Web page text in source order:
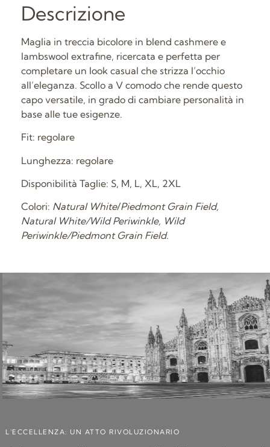
Descrizione
Maglia in treccia bicolore in blend cashmere e
lambswool extrafine, ricercata e perfetta per
completare un look casual che strizza l’occhio
all’eleganza. Scollo a V comodo che rende questo
capo versatile, in grado di cambiare personalità in
base alle tue esigenze.
Fit: regolare
Lunghezza: regolare
Disponibilità Taglie: S, M, L, XL, 2XL
Colori: Natural White/Piedmont Grain Field,
Natural White/Wild Periwinkle, Wild
Periwinkle/Piedmont Grain Field.
L'ECCELLENZA: UN ATTO RIVOLUZIONARIO